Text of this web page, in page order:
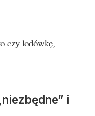
czy lodówkę,
i